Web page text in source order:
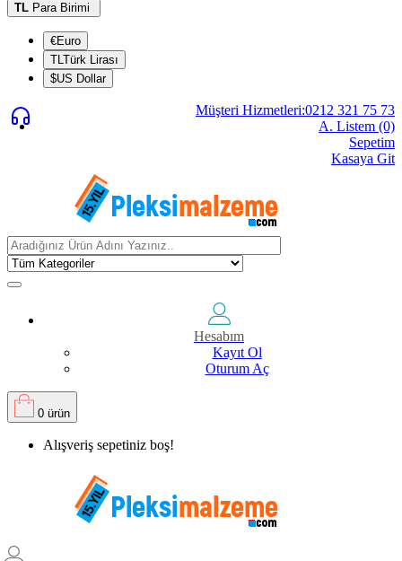
TL Para Birimi
€Euro
TLTürk Lirası
$US Dollar
Müşteri Hizmetleri:0212 321 75 73
A. Listem (0)
Sepetim
Kasaya Git
Hesabım
Kayıt Ol
Oturum Aç
0 ürün
Alışveriş sepetiniz boş!